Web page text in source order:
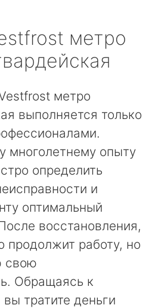
метро
метро
выполняется только
многолетнему опыту
определить
и
оптимальный
восстановления,
продолжит работу, но
свою
Обращаясь к
тратите деньги